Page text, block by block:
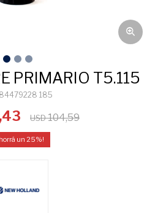
PRIMARIO T5.115
84479228 185
USD 104,59
25